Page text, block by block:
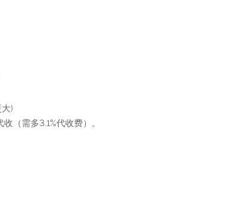
)
（需多3.1%代收费）。